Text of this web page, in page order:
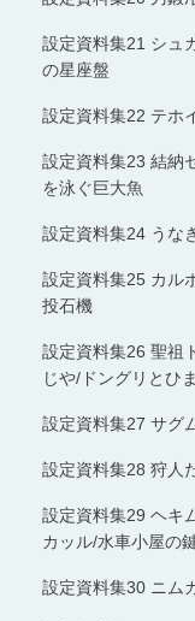
設定資料集21 シュ
の星座盤
設定資料集22 テホ
設定資料集23 結納
を泳ぐ巨大魚
設定資料集24 うな
設定資料集25 カル
投石機
設定資料集26 聖祖
じや/ドングリとひ
設定資料集27 サグ
設定資料集28 狩人
設定資料集29 ヘキ
カッル/水車小屋の
設定資料集30 ニム